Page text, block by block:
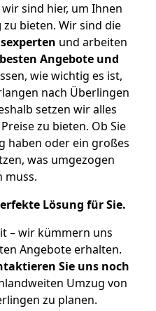
sind hier, um Ihnen
zu bieten. Wir sind die
und arbeiten
Angebote und
wie wichtig es ist,
nach Überlingen
setzen wir alles
zu bieten. Ob Sie
haben oder ein großes
was umgezogen
muss.
Lösung für Sie.
– wir kümmern uns
Angebote erhalten.
Sie uns noch
Umzug von
zu planen.